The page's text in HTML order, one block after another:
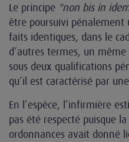
Le principe "non bis in
être poursuivi pénalement
faits identiques, dans le
d’autres termes, un
sous deux qualifications
qu’il est caractérisé par
En l’espèce, l’infirmière
pas été respecté puisque
ordonnances avait donné